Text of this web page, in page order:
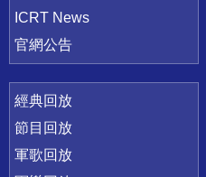
ICRT News
官網公告
經典回放
節目回放
軍歌回放